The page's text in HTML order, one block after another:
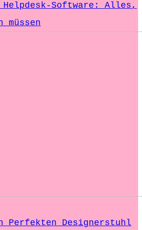
Software: Alles,
müssen
Perfekten Designerstuhl